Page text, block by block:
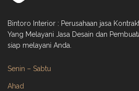
Bintoro Interior : Perusahaan jasa
Yang Melayani Jasa Desain dan
siap melayani Anda.
Senin – Sabtu
Ahad